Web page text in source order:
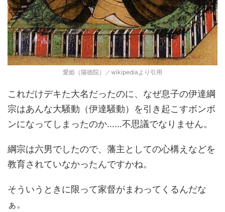
愛姫（陽徳院）／wikipediaより引用
これだけデキた大名だったのに、なぜ息子の伊達綱
宗はあんな大騒動（伊達騒動）を引き起こすボンボ
ンになってしまったのか……不思議でなりません。
綱宗は六男でしたので、藩主としての心構えなどを
教育されていなかったんですかね。
そういうときに限って家督がまわってくるんだな
ぁ。